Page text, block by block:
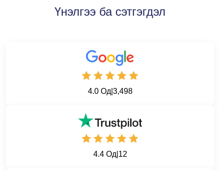
Үнэлгээ ба сэтгэгдэл
4.0 Од 3,498
4.4 Од 12